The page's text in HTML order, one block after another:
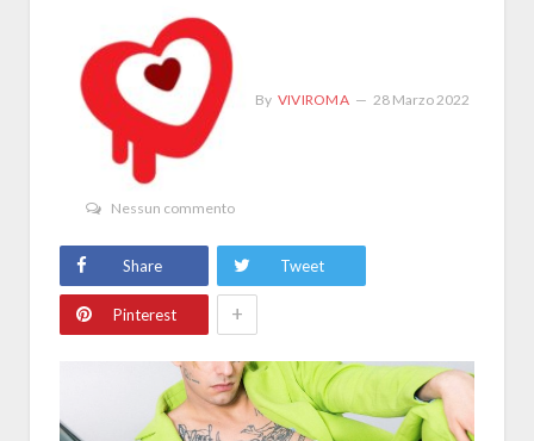
By VIVIROMA 28 Marzo 2022
Nessun commento
Share Tweet
Pinterest +